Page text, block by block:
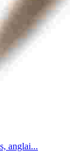
anglai...